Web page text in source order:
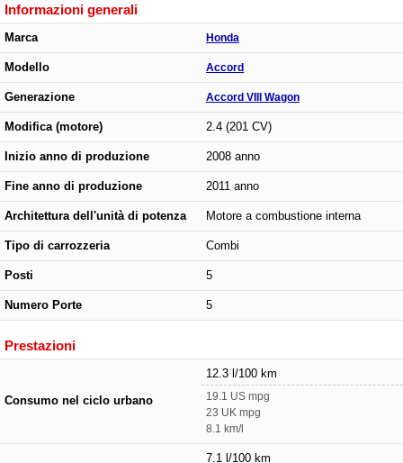
Informazioni generali
Marca Honda
Modello Accord
Generazione Accord VIII Wagon
Modifica (motore) 2.4 (201 CV)
Inizio anno di produzione 2008 anno
Fine anno di produzione 2011 anno
Architettura dell'unità di potenza Motore a combustione interna
Tipo di carrozzeria Combi
Posti 5
Numero Porte 5
Prestazioni
Consumo nel ciclo urbano
12.3 l/100 km
19.1 US mpg
23 UK mpg
8.1 km/l
7.1 l/100 km